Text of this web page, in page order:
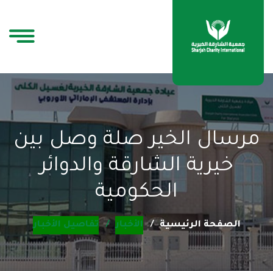
مرسال الخير صلة وصل بين
خيرية الشارقة والدوائر
الحكومية
الصفحة الرئيسية الأخبار تفاصيل الأخبار